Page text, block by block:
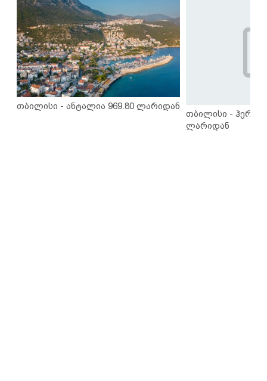
თბილისი - ანტალია 969.80 ლარიდან
თბილისი -
ლარიდან